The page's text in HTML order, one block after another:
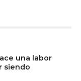
una labor
siendo